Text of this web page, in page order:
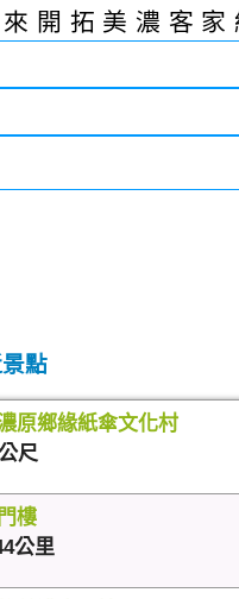
開拓美濃客
點
原鄉緣紙傘文化村
尺
樓
公里